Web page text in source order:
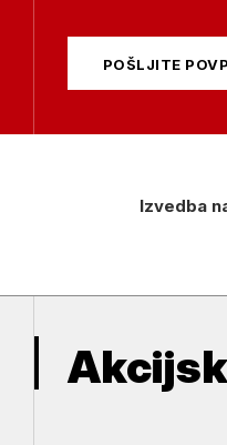
POŠLJITE
Izvedba